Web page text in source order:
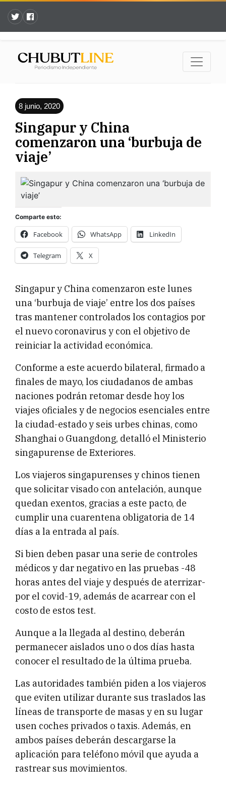
8 junio, 2020
Singapur y China
comenzaron una ‘burbuja de
viaje’
Comparte esto:
Facebook WhatsApp LinkedIn
Telegram X
Singapur y China comenzaron este lunes
una ‘burbuja de viaje’ entre los dos países
tras mantener controlados los contagios por
el nuevo coronavirus y con el objetivo de
reiniciar la actividad económica.
Conforme a este acuerdo bilateral, firmado a
finales de mayo, los ciudadanos de ambas
naciones podrán retomar desde hoy los
viajes oficiales y de negocios esenciales entre
la ciudad-estado y seis urbes chinas, como
Shanghai o Guangdong, detalló el Ministerio
singapurense de Exteriores.
Los viajeros singapurenses y chinos tienen
que solicitar visado con antelación, aunque
quedan exentos, gracias a este pacto, de
cumplir una cuarentena obligatoria de 14
días a la entrada al país.
Si bien deben pasar una serie de controles
médicos y dar negativo en las pruebas -48
horas antes del viaje y después de aterrizar-
por el covid-19, además de acarrear con el
costo de estos test.
Aunque a la llegada al destino, deberán
permanecer aislados uno o dos días hasta
conocer el resultado de la última prueba.
Las autoridades también piden a los viajeros
que eviten utilizar durante sus traslados las
líneas de transporte de masas y en su lugar
usen coches privados o taxis. Además, en
ambos países deberán descargarse la
aplicación para teléfono móvil que ayuda a
rastrear sus movimientos.